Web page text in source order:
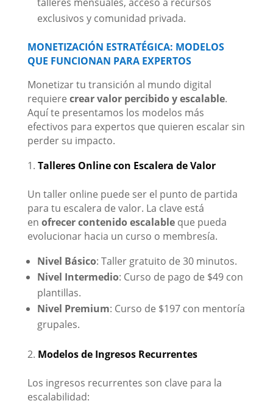
exclusivos y comunidad privada.
MONETIZACIÓN ESTRATÉGICA: MODELOS
QUE FUNCIONAN PARA EXPERTOS
Monetizar tu transición al mundo digital
requiere crear valor percibido y escalable.
Aquí te presentamos los modelos más
efectivos para expertos que quieren escalar sin
perder su impacto.
Talleres Online con Escalera de Valor
Un taller online puede ser el punto de partida
para tu escalera de valor. La clave está
en ofrecer contenido escalableque pueda
evolucionar hacia un curso o membresía.
Nivel Básico: Taller gratuito de 30 minutos.
Nivel Intermedio: Curso de pago de $49 con
plantillas.
Nivel Premium: Curso de $197 con mentoría
grupales.
Modelos de Ingresos Recurrentes
Los ingresos recurrentes son clave para la
escalabilidad: